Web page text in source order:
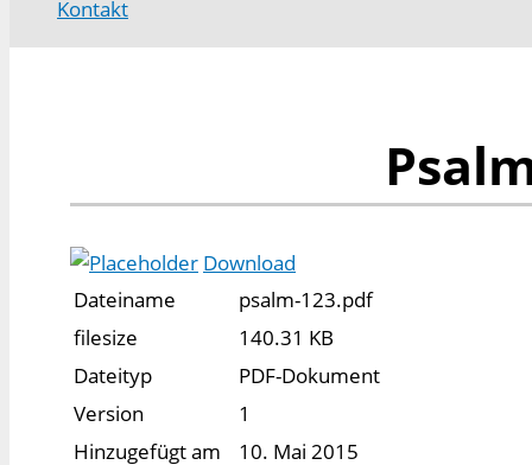
Kontakt
Download
Dateiname
psalm-123.pdf
filesize
140.31 KB
Dateityp
PDF-Dokument
Version
1
Hinzugefügt am
10. Mai 2015